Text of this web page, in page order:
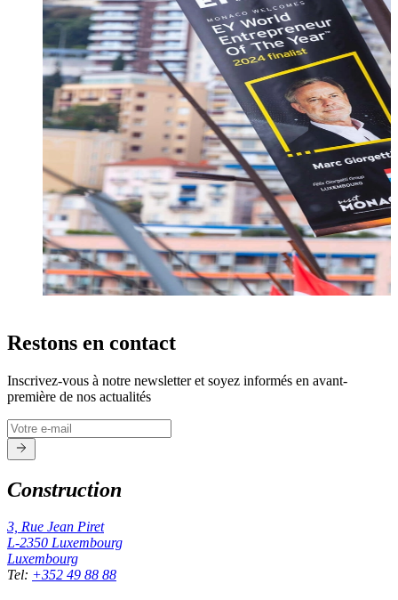
Restons en contact
Inscrivez-vous à notre newsletter et soyez informés en avant-
première de nos actualités
Construction
3, Rue Jean Piret
L-2350 Luxembourg
Luxembourg
Tel: +352 49 88 88